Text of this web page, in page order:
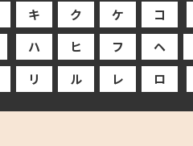
キ ク ケ コ
ハ ヒ フ ヘ
リ ル レ ロ